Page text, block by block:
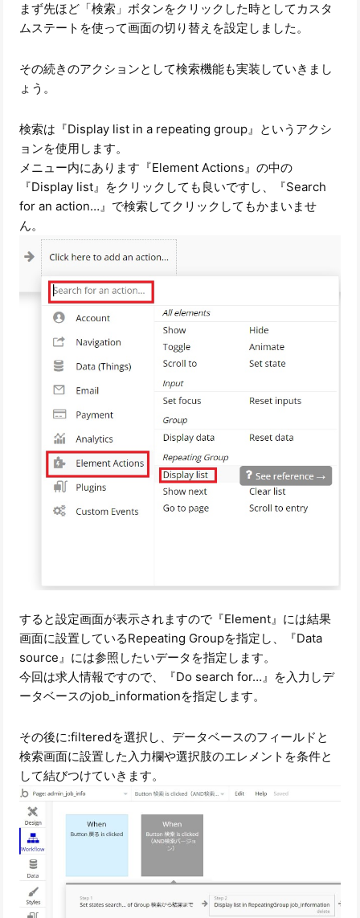
まず先ほど「検索」ボタンをクリックした時としてカスタ
ムステートを使って画面の切り替えを設定しました。
その続きのアクションとして検索機能も実装していきまし
ょう。
検索は『Display list in a repeating group』というアクシ
ョンを使用します。
メニュー内にあります『Element Actions』の中の
『Display list』をクリックしても良いですし、『Search
for an action…』で検索してクリックしてもかまいませ
ん。
すると設定画面が表示されますので『Element』には結果
画面に設置しているRepeating Groupを指定し、『Data
source』には参照したいデータを指定します。
今回は求人情報ですので、『Do search for…』を入力しデ
ータベースのjob_informationを指定します。
その後に:filteredを選択し、データベースのフィールドと
検索画面に設置した入力欄や選択肢のエレメントを条件と
して結びつけていきます。